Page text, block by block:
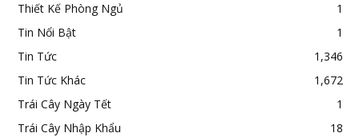
Thiết Kế Phòng Ngủ
1
Tin Nổi Bật
1
Tin Tức
1,346
Tin Tức Khác
1,672
Trái Cây Ngày Tết
1
Trái Cây Nhập Khẩu
18